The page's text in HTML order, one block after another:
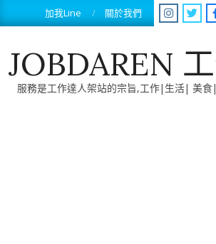
to
加我Line 關於我們
JOBDAREN
服務是工作達人架站的宗旨,工作|生活| 美